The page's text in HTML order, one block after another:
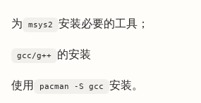
为 msys2 安装必要的工具；
gcc/g++ 的安装
使用 pacman -S gcc 安装。